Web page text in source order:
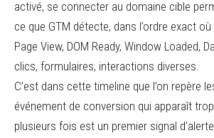
activé, se connecter au domaine cible
ce que GTM détecte, dans l’ordre exact
Page View, DOM Ready, Window Loaded,
clics, formulaires, interactions diverses.
C’est dans cette timeline que l’on repère
événement de conversion qui apparaît
plusieurs fois est un premier signal